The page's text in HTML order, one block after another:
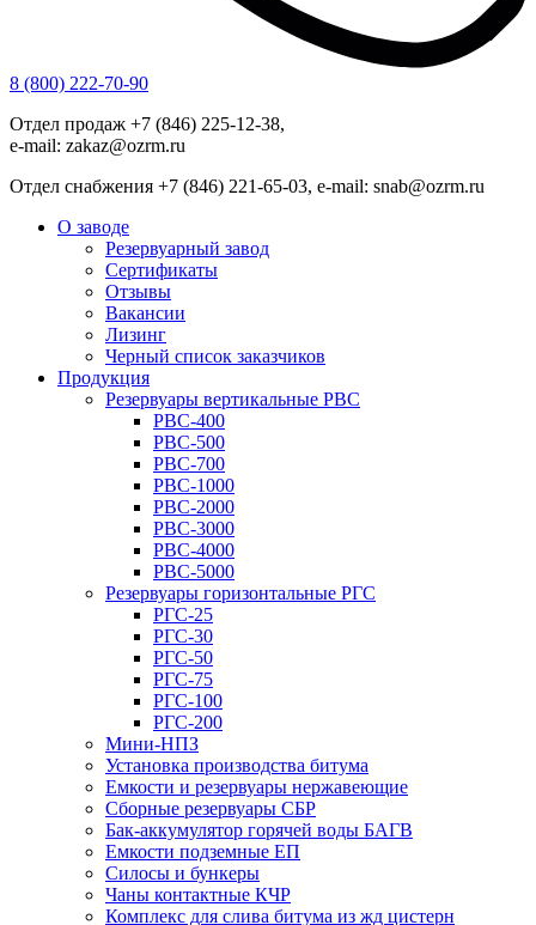
8 (800) 222-70-90
Отдел продаж +7 (846) 225-12-38,
e-mail: zakaz@ozrm.ru
Отдел снабжения +7 (846) 221-65-03, e-mail: snab@ozrm.ru
О заводе
Резервуарный завод
Сертификаты
Отзывы
Вакансии
Лизинг
Черный список заказчиков
Продукция
Резервуары вертикальные РВС
РВС-400
РВС-500
РВС-700
РВС-1000
РВС-2000
РВС-3000
РВС-4000
РВС-5000
Резервуары горизонтальные РГС
РГС-25
РГС-30
РГС-50
РГС-75
РГС-100
РГС-200
Мини-НПЗ
Установка производства битума
Емкости и резервуары нержавеющие
Сборные резервуары СБР
Бак-аккумулятор горячей воды БАГВ
Емкости подземные ЕП
Силосы и бункеры
Чаны контактные КЧР
Комплекс для слива битума из жд цистерн